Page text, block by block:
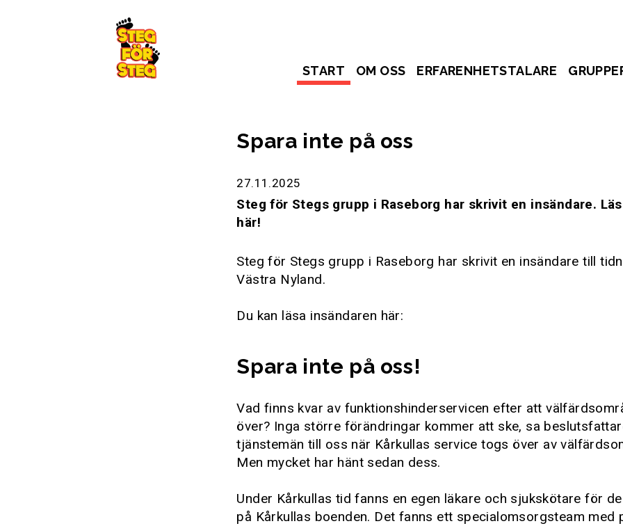
START OM OSS ERFARENHETSTALARE
Spara inte på oss
27.11.2025
Steg för Stegs grupp i Raseborg har skrivit en insändare.
här!
Steg för Stegs grupp i Raseborg har skrivit en insändare till
Västra Nyland.
Du kan läsa insändaren här:
Spara inte på oss!
Vad finns kvar av funktionshinderservicen efter att
över? Inga större förändringar kommer att ske, sa
tjänstemän till oss när Kårkullas service togs över av
Men mycket har hänt sedan dess.
Under Kårkullas tid fanns en egen läkare och sjukskötare för
på Kårkullas boenden. Det fanns ett specialomsorgsteam med